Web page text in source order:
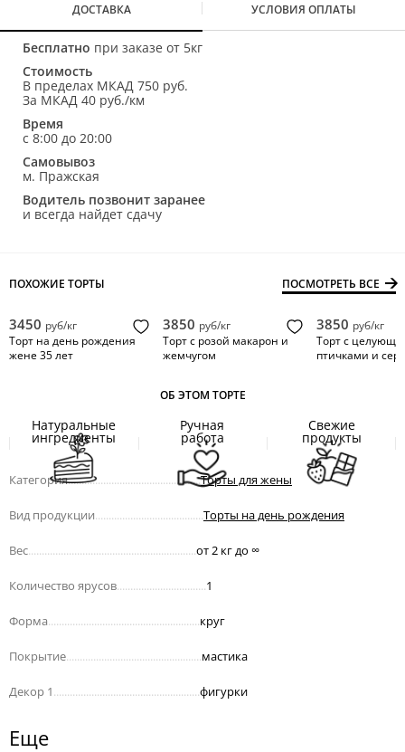
ДОСТАВКА УСЛОВИЯ ОПЛАТЫ
Бесплатно при заказе от 5кг
Стоимость
В пределах МКАД 750 руб.
За МКАД 40 руб./км
Время
с 8:00 до 20:00
Самовывоз
м. Пражская
Водитель позвонит заранее
и всегда найдет сдачу
ПОХОЖИЕ ТОРТЫ ПОСМОТРЕТЬ ВСЕ
3450 руб/кг
Торт на день рождения
жене 35 лет
3850 руб/кг
Торт с розой макарон и
жемчугом
3850 руб/кг
Торт с
птичками и
ОБ ЭТОМ ТОРТЕ
Натуральные
ингредиенты
Ручная
работа
Свежие
продукты
Категория.................................................Торты для жены
Вид продукции Торты на день рождения
Вес от 2 кг до ∞
Количество ярусов 1
Форма круг
Покрытие мастика
Декор 1 фигурки
Еще